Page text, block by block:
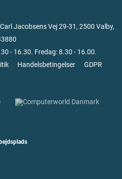
Jacobsens Vej 29-31, 2500 Valby,
- 16.30. Fredag: 8.30 - 16.00.
Handelsbetingelser
GDPR